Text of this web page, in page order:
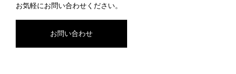
お気軽にお問い合わせください。
お問い合わせ